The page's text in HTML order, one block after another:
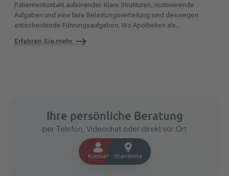
Patientenkontakt aufeinander. Klare Strukturen, motivierende
Aufgaben und eine faire Belastungsverteilung sind deswegen
entscheidende Führungsaufgaben. Wo Apotheken als...
Erfahren Sie mehr
Ihre persönliche Beratung
per Telefon, Videochat oder direkt vor Ort
Kontakt Standorte